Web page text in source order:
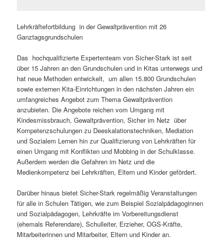
Lehrkräftefortbildung in der Gewaltprävention mit 26
Ganztagsgrundschulen
Das hochqualifizierte Expertenteam von Sicher-Stark ist seit
über 15 Jahren an den Grundschulen und in Kitas unterwegs und
hat neue Methoden entwickelt, um allen 15.800 Grundschulen
sowie externen Kita-Einrichtungen in den nächsten Jahren ein
umfangreiches Angebot zum Thema Gewaltprävention
anzubieten. Die Angebote reichen vom Umgang mit
Kindesmissbrauch, Gewaltprävention, Sicher im Netz über
Kompetenzschulungen zu Deeskalationstechniken, Mediation
und Sozialem Lernen hin zur Qualifizierung von Lehrkräften für
einen Umgang mit Konflikten und Mobbing in der Schulklasse.
Außerdem werden die Gefahren im Netz und die
Medienkompetenz bei Lehrkräften, Eltern und Kinder gefördert.
Darüber hinaus bietet Sicher-Stark regelmäßig Veranstaltungen
für alle in Schulen Tätigen, wie zum Beispiel Sozialpädagoginnen
und Sozialpädagogen, Lehrkräfte im Vorbereitungsdienst
(ehemals Referendare), Schulleiter, Erzieher, OGS-Kräfte,
Mitarbeiterinnen und Mitarbeiter, Eltern und Kinder an.